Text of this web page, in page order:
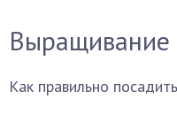
Выращивание
Как правильно